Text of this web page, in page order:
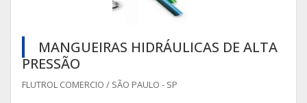
MANGUEIRAS HIDRÁULICAS DE ALTA
PRESSÃO
FLUTROL COMERCIO / SÃO PAULO - SP